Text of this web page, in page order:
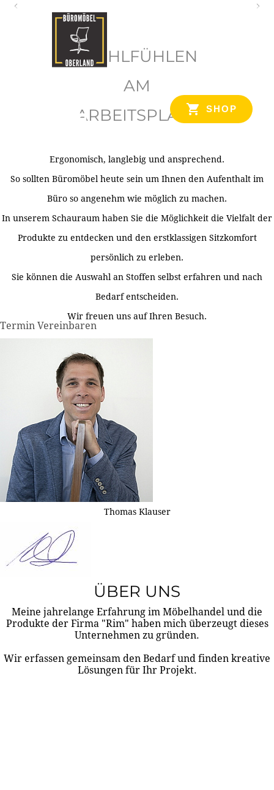
SHOP
WOHLFÜHLEN
AM
ARBEITSPLATZ
Ergonomisch, langlebig und ansprechend.
So sollten Büromöbel heute sein um Ihnen den Aufenthalt im
Büro so angenehm wie möglich zu machen.
In unserem Schauraum haben Sie die Möglichkeit die Vielfalt der
Produkte zu entdecken und den erstklassigen Sitzkomfort
persönlich zu erleben.
Sie können die Auswahl an Stoffen selbst erfahren und nach
Bedarf entscheiden.
Wir freuen uns auf Ihren Besuch.
Termin Vereinbaren
Thomas Klauser
ÜBER UNS
Meine jahrelange Erfahrung im Möbelhandel und die
Produkte der Firma "Rim" haben mich überzeugt dieses
Unternehmen zu gründen.
Wir erfassen gemeinsam den Bedarf und finden kreative
Lösungen für Ihr Projekt.